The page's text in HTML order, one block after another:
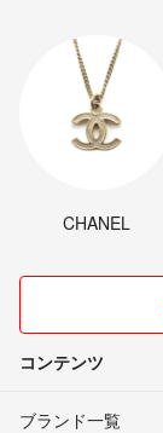
CHANEL
コンテンツ
ブランド一覧